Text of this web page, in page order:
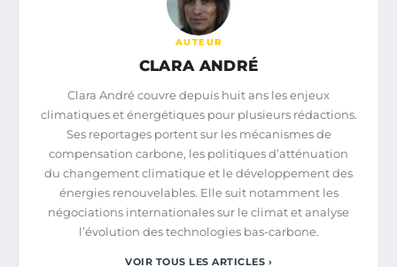
AUTEUR
CLARA ANDRÉ
Clara André couvre depuis huit ans les enjeux
climatiques et énergétiques pour plusieurs rédactions.
Ses reportages portent sur les mécanismes de
compensation carbone, les politiques d’atténuation
du changement climatique et le développement des
énergies renouvelables. Elle suit notamment les
négociations internationales sur le climat et analyse
l’évolution des technologies bas-carbone.
VOIR TOUS LES ARTICLES ›